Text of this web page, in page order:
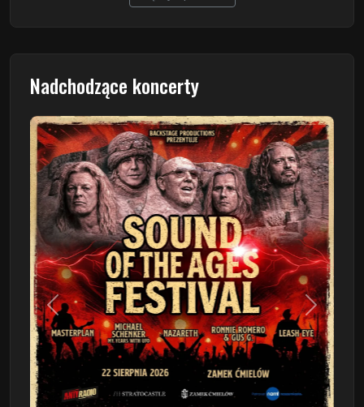
Nadchodzące koncerty
Poprzedni Następny